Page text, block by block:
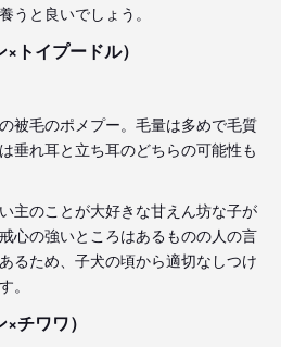
うと良いでしょう。
トイプードル）
被毛のポメプー。毛量は多めで毛質
垂れ耳と立ち耳のどちらの可能性も
主のことが大好きな甘えん坊な子が
心の強いところはあるものの人の言
るため、子犬の頃から適切なしつけ
。
チワワ）